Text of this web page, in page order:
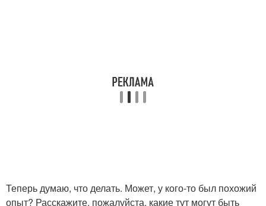
Теперь думаю, что делать. Может, у кого-то был похожий
опыт? Расскажите, пожалуйста, какие тут могут быть